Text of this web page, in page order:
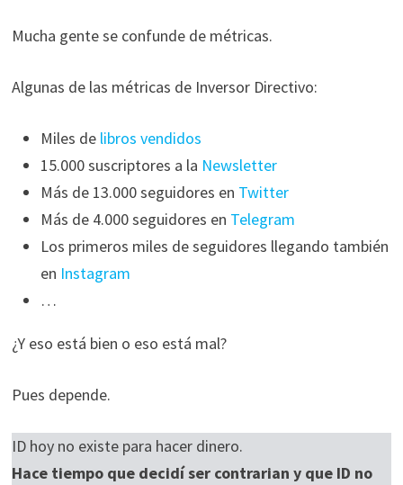
Mucha gente se confunde de métricas.
Algunas de las métricas de Inversor Directivo:
Miles de libros vendidos
15.000 suscriptores a la Newsletter
Más de 13.000 seguidores en Twitter
Más de 4.000 seguidores en Telegram
Los primeros miles de seguidores llegando también
en Instagram
…
¿Y eso está bien o eso está mal?
Pues depende.
ID hoy no existe para hacer dinero.
Hace tiempo que decidí ser contrarian y que ID no